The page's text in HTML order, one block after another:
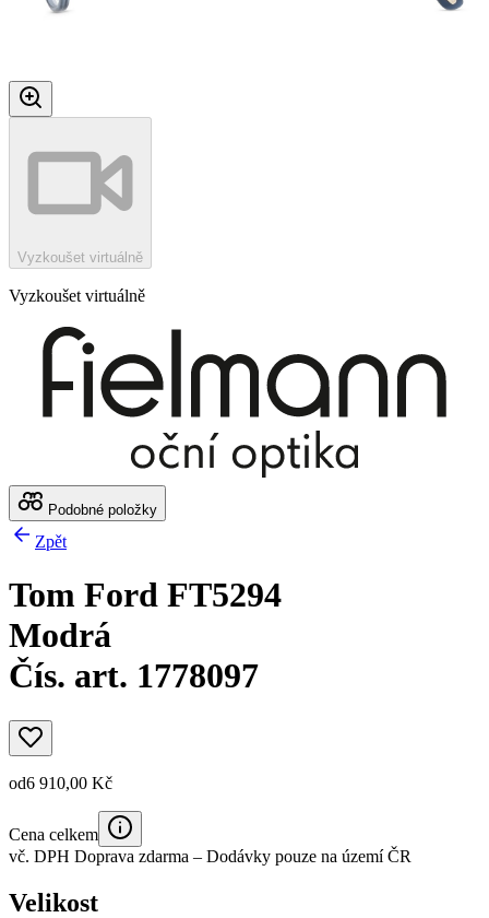
Vyzkoušet virtuálně
Vyzkoušet virtuálně
Podobné položky
Zpět
Tom Ford FT5294
Modrá
Čís. art. 1778097
od6 910,00 Kč
Cena celkem
vč. DPH Doprava zdarma – Dodávky pouze na území ČR
Velikost